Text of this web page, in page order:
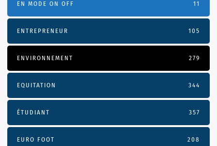
EN MODE ON OFF 11
ENTREPRENEUR 105
ENVIRONNEMENT 279
EQUITATION 344
ÉTUDIANT 357
EURO FOOT 208